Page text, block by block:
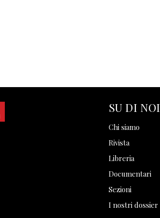
SU DI NOI
Chi siamo
Rivista
Libreria
Documentari
Sezioni
I nostri dossier